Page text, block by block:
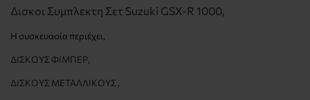
Δισκοι Συμπλεκτη Σετ Suzuki GSX-R 1000,
Η συσκευασία περιέχει,
ΔΙΣΚΟΥΣ ΦΙΜΠΕΡ,
ΔΙΣΚΟΥΣ ΜΕΤΑΛΛΙΚΟΥΣ ,